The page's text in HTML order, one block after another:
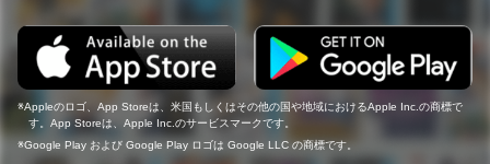
Appleのロゴ、App Storeは、米国もしくはその他の国や地域におけるApple Inc.の商標で
す。App Storeは、Apple Inc.のサービスマークです。
Google Play および Google Play ロゴは Google LLC の商標です。